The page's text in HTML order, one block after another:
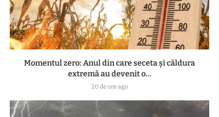
Momentul zero: Anul din care seceta și căldura
extremă au devenit o...
20 de ore ago